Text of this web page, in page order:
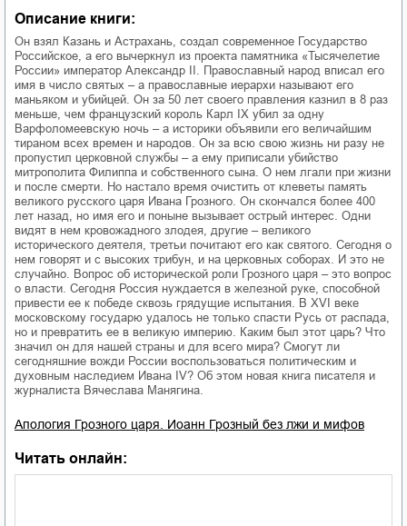
Описание книги:
Он взял Казань и Астрахань, создал современное Государство
Российское, а его вычеркнул из проекта памятника «Тысячелетие
России» император Александр II. Православный народ вписал его
имя в число святых – а православные иерархи называют его
маньяком и убийцей. Он за 50 лет своего правления казнил в 8 раз
меньше, чем французский король Карл IX убил за одну
Варфоломеевскую ночь – а историки объявили его величайшим
тираном всех времен и народов. Он за всю свою жизнь ни разу не
пропустил церковной службы – а ему приписали убийство
митрополита Филиппа и собственного сына. О нем лгали при жизни
и после смерти. Но настало время очистить от клеветы память
великого русского царя Ивана Грозного. Он скончался более 400
лет назад, но имя его и поныне вызывает острый интерес. Одни
видят в нем кровожадного злодея, другие – великого
исторического деятеля, третьи почитают его как святого. Сегодня о
нем говорят и с высоких трибун, и на церковных соборах. И это не
случайно. Вопрос об исторической роли Грозного царя – это вопрос
о власти. Сегодня Россия нуждается в железной руке, способной
привести ее к победе сквозь грядущие испытания. В XVI веке
московскому государю удалось не только спасти Русь от распада,
но и превратить ее в великую империю. Каким был этот царь? Что
значил он для нашей страны и для всего мира? Смогут ли
сегодняшние вожди России воспользоваться политическим и
духовным наследием Ивана IV? Об этом новая книга писателя и
журналиста Вячеслава Манягина.
Апология Грозного царя. Иоанн Грозный без лжи и мифов
Читать онлайн: